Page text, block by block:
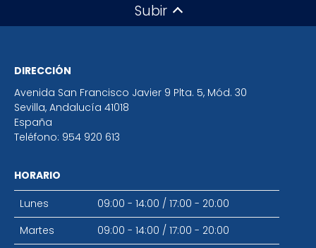
Subir
DIRECCIÓN
Avenida San Francisco Javier 9 Plta. 5, Mód. 30
Sevilla, Andalucía 41018
España
Teléfono: 954 920 613
HORARIO
Lunes
09:00 - 14:00 / 17:00 - 20:00
Martes
09:00 - 14:00 / 17:00 - 20:00